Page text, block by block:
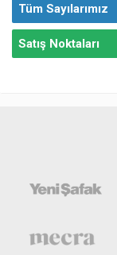
Tüm Sayılarımız
Satış Noktaları